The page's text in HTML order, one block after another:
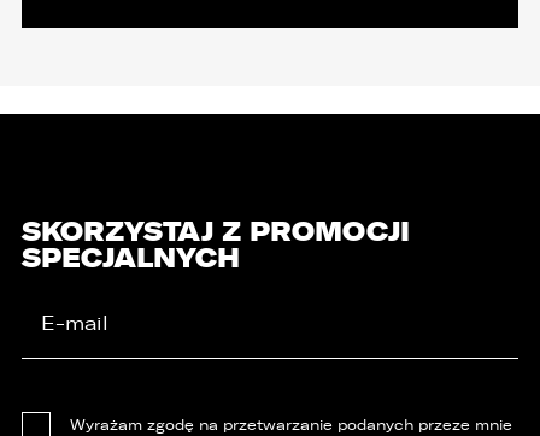
SKORZYSTAJ Z PROMOCJI
SPECJALNYCH
Wyrażam zgodę na przetwarzanie podanych przeze mnie